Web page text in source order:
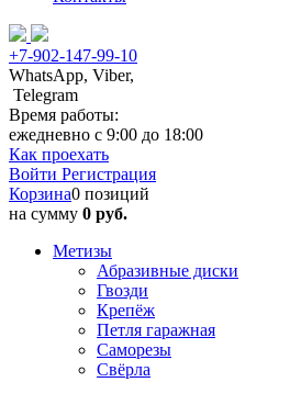
+7-902-147-99-10
WhatsApp, Viber,
Telegram
Время работы:
ежедневно с 9:00 до 18:00
Как проехать
Войти Регистрация
Корзина0 позиций
на сумму 0 руб.
Метизы
Абразивные диски
Гвозди
Крепёж
Петля гаражная
Саморезы
Свёрла